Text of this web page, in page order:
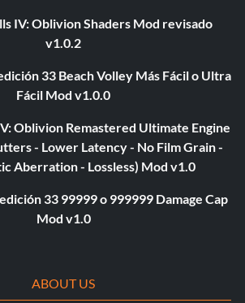
IV: Oblivion Shaders Mod revisado
v1.0.2
33 Beach Volley Más Fácil o Ultra
Fácil Mod v1.0.0
Oblivion Remastered Ultimate Engine
- Lower Latency - No Film Grain -
Aberration - Lossless) Mod v1.0
33 99999 o 999999 Damage Cap
Mod v1.0
ABOUT US